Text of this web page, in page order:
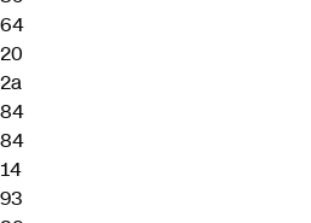
64
20
2a
84
84
14
93